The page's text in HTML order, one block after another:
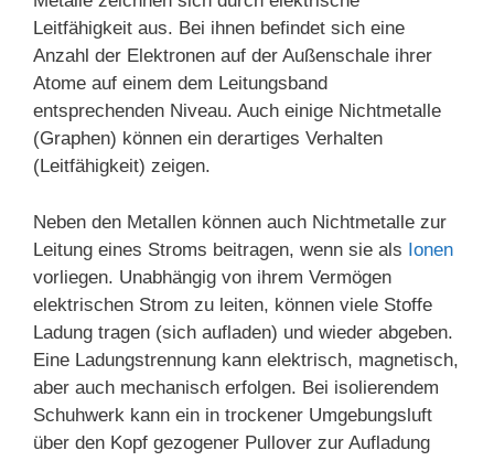
Leitfähigkeit aus. Bei ihnen befindet sich eine
Anzahl der Elektronen auf der Außenschale ihrer
Atome auf einem dem Leitungsband
entsprechenden Niveau. Auch einige Nichtmetalle
(Graphen) können ein derartiges Verhalten
(Leitfähigkeit) zeigen.
Neben den Metallen können auch Nichtmetalle zur
Leitung eines Stroms beitragen, wenn sie als Ionen
vorliegen. Unabhängig von ihrem Vermögen
elektrischen Strom zu leiten, können viele Stoffe
Ladung tragen (sich aufladen) und wieder abgeben.
Eine Ladungstrennung kann elektrisch, magnetisch,
aber auch mechanisch erfolgen. Bei isolierendem
Schuhwerk kann ein in trockener Umgebungsluft
über den Kopf gezogener Pullover zur Aufladung